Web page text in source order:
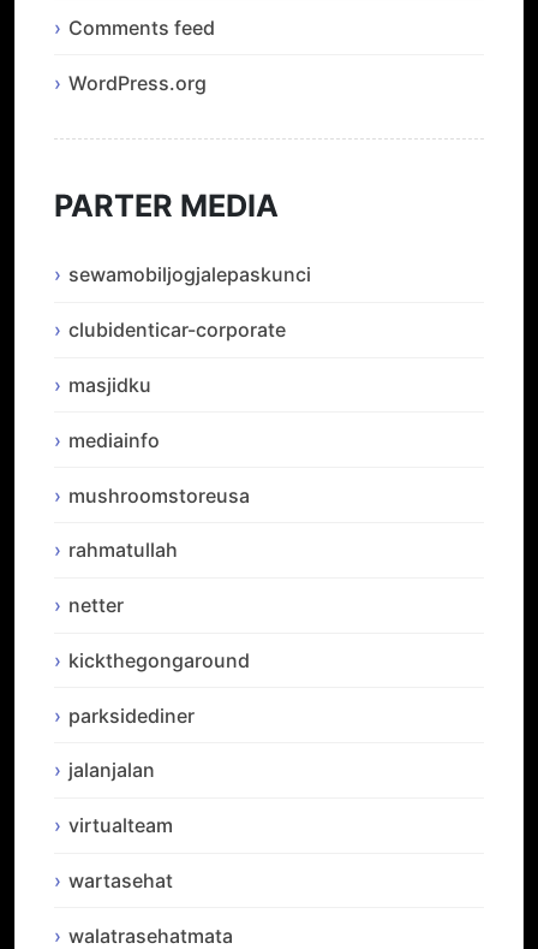
Comments feed
WordPress.org
PARTER MEDIA
sewamobiljogjalepaskunci
clubidenticar-corporate
masjidku
mediainfo
mushroomstoreusa
rahmatullah
netter
kickthegongaround
parksidediner
jalanjalan
virtualteam
wartasehat
walatrasehatmata